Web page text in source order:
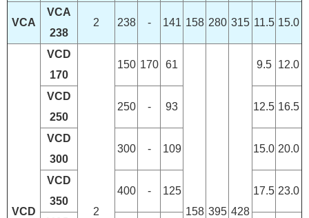
VCA
VCA
238
2 238 - 141 158 280 315 11.5 15.0
VCD
VCD
170
2
150 170 61
158 395 428
9.5 12.0
VCD
250
250 - 93 12.5 16.5
VCD
300
300 - 109 15.0 20.0
VCD
350
400 - 125 17.5 23.0